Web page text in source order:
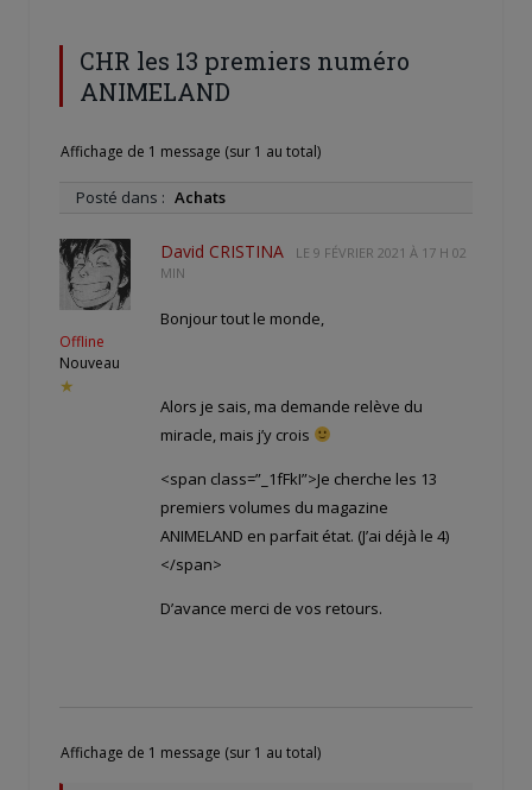
CHR les 13 premiers numéro
ANIMELAND
Affichage de 1 message (sur 1 au total)
Posté dans : Achats
Offline
Nouveau
★
David CRISTINA LE 9 FÉVRIER 2021 À 17 H 02
MIN
Bonjour tout le monde,
Alors je sais, ma demande relève du
miracle, mais j’y crois
<span class=”_1fFkI”>Je cherche les 13
premiers volumes du magazine
ANIMELAND en parfait état. (J’ai déjà le 4)
</span>
D’avance merci de vos retours.
Affichage de 1 message (sur 1 au total)